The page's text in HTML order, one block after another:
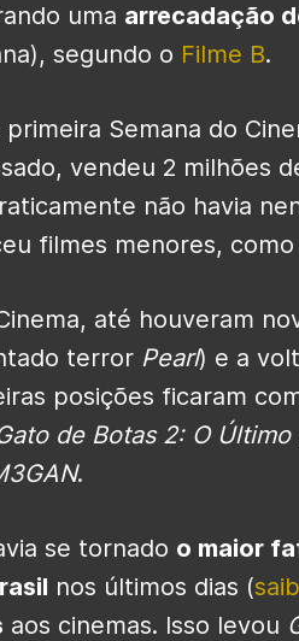
uma arrecadação
segundo o Filme B.
Semana do
vendeu 2 milhões
não havia
filmes menores, como
até houveram
terror Pearl) e a
posições ficaram
de Botas 2: O Último
.
se tornado o maior
nos últimos dias (
aos cinemas. Isso levou